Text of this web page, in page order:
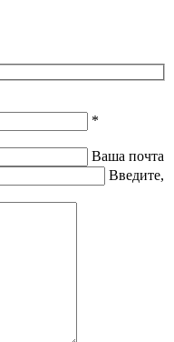
*
Ваша почта
Введите,